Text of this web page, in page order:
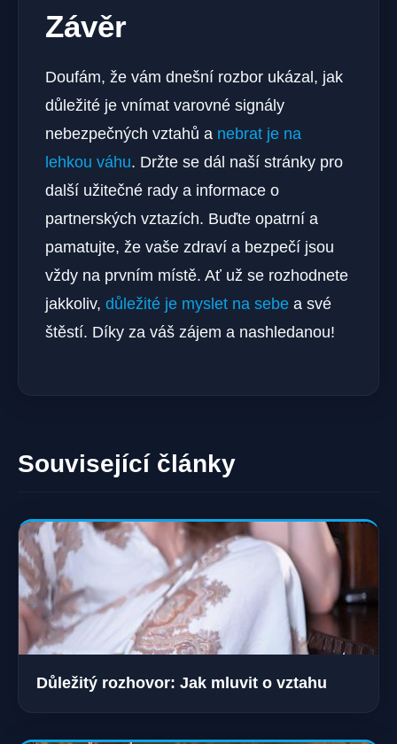
Závěr
Doufám, že vám dnešní rozbor ukázal, jak
důležité je vnímat varovné signály
nebezpečných vztahů a nebrat je na
lehkou váhu. Držte se dál naší stránky pro
další užitečné rady a informace o
partnerských vztazích. Buďte opatrní a
pamatujte, že vaše zdraví a bezpečí jsou
vždy na prvním místě. Ať už se rozhodnete
jakkoliv, důležité je myslet na sebe a své
štěstí. Díky za váš zájem a nashledanou!
Související články
Důležitý rozhovor: Jak mluvit o vztahu